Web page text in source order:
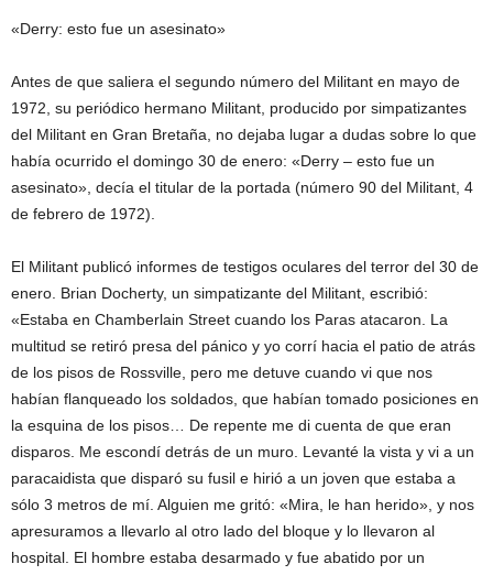
«Derry: esto fue un asesinato»
Antes de que saliera el segundo número del Militant en mayo de
1972, su periódico hermano Militant, producido por simpatizantes
del Militant en Gran Bretaña, no dejaba lugar a dudas sobre lo que
había ocurrido el domingo 30 de enero: «Derry – esto fue un
asesinato», decía el titular de la portada (número 90 del Militant, 4
de febrero de 1972).
El Militant publicó informes de testigos oculares del terror del 30 de
enero. Brian Docherty, un simpatizante del Militant, escribió:
«Estaba en Chamberlain Street cuando los Paras atacaron. La
multitud se retiró presa del pánico y yo corrí hacia el patio de atrás
de los pisos de Rossville, pero me detuve cuando vi que nos
habían flanqueado los soldados, que habían tomado posiciones en
la esquina de los pisos… De repente me di cuenta de que eran
disparos. Me escondí detrás de un muro. Levanté la vista y vi a un
paracaidista que disparó su fusil e hirió a un joven que estaba a
sólo 3 metros de mí. Alguien me gritó: «Mira, le han herido», y nos
apresuramos a llevarlo al otro lado del bloque y lo llevaron al
hospital. El hombre estaba desarmado y fue abatido por un